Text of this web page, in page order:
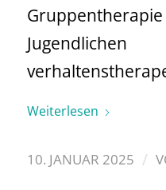
Weiterlesen
10. JANUAR 2025 /